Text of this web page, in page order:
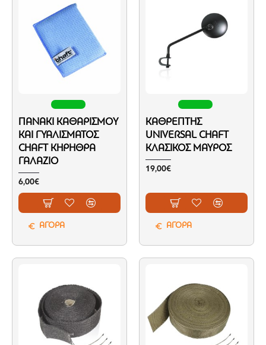
ΠΑΝΆΚΙ ΚΑΘΑΡΙΣΜΟΎ
ΚΑΙ ΓΥΑΛΊΣΜΑΤΟΣ
CHAFT ΚΗΡΉΘΡΑ
ΓΑΛΆΖΙΟ
6,00€
ΑΓΟΡΑ
ΚΑΘΡΈΠΤΗΣ
UNIVERSAL CHAFT
ΚΛΑΣΙΚΌΣ ΜΑΎΡΟΣ
19,00€
ΑΓΟΡΑ